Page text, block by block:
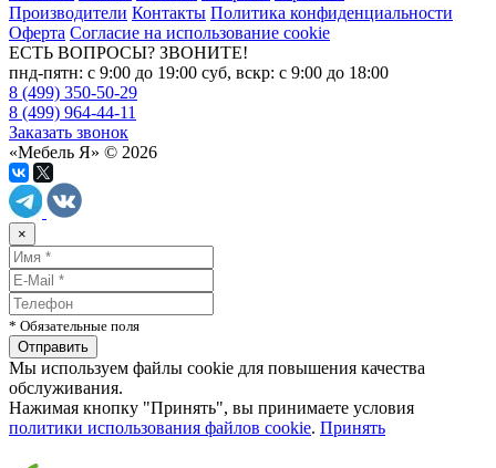
Производители Контакты Политика конфиденциальности
Оферта Согласие на использование cookie
ЕСТЬ ВОПРОСЫ? ЗВОНИТЕ!
пнд-пятн: с 9:00 до 19:00 суб, вскр: с 9:00 до 18:00
8 (499) 350-50-29
8 (499) 964-44-11
Заказать звонок
«Мебель Я» © 2026
×
* Обязательные поля
Мы используем файлы cookie для повышения качества
обслуживания.
Нажимая кнопку "Принять", вы принимаете условия
политики использования файлов cookie. Принять